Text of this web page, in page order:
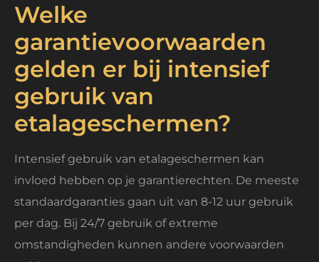
Welke
garantievoorwaarden
gelden er bij intensief
gebruik van
etalageschermen?
Intensief gebruik van etalageschermen kan
invloed hebben op je garantierechten. De meeste
standaardgaranties gaan uit van 8-12 uur gebruik
per dag. Bij 24/7 gebruik of extreme
omstandigheden kunnen andere voorwaarden